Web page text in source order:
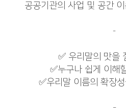
공공기관의 사업 및 공간
-
✅ 우리말의 맛을
✅누구나 쉽게 이해
✅우리말 이름의 확장